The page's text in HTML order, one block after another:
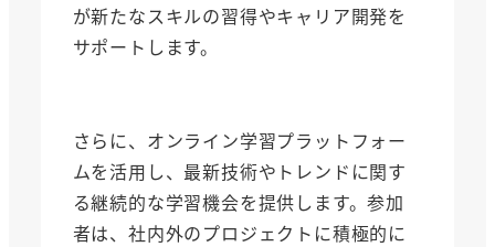
が新たなスキルの習得やキャリア開発を
サポートします。
さらに、オンライン学習プラットフォー
ムを活用し、最新技術やトレンドに関す
る継続的な学習機会を提供します。参加
者は、社内外のプロジェクトに積極的に